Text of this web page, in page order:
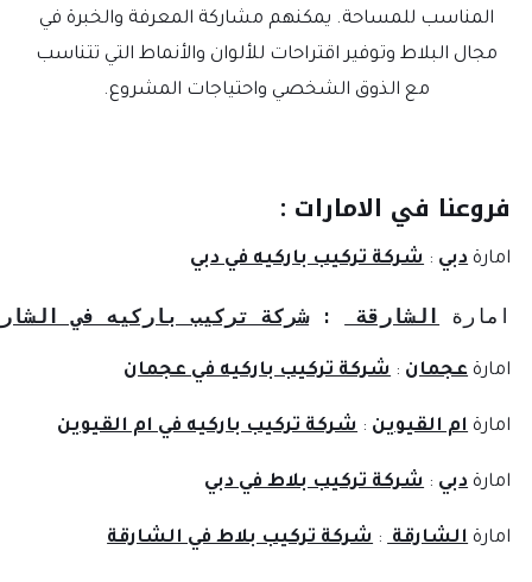
المناسب للمساحة. يمكنهم مشاركة المعرفة والخبرة في
مجال البلاط وتوفير اقتراحات للألوان والأنماط التي تتناسب
مع الذوق الشخصي واحتياجات المشروع.
في الامارات :
دبي :شركة تركيب باركيه في دبي
الشارقة شركة تركيب باركيه في الشارقة
عجمان :شركة تركيب باركيه في عجمان
ام القيوين:شركة تركيب باركيه في ام القيوين
دبي :شركة تركيب بلاط في دبي
الشارقة :شركة تركيب بلاط في الشارقة